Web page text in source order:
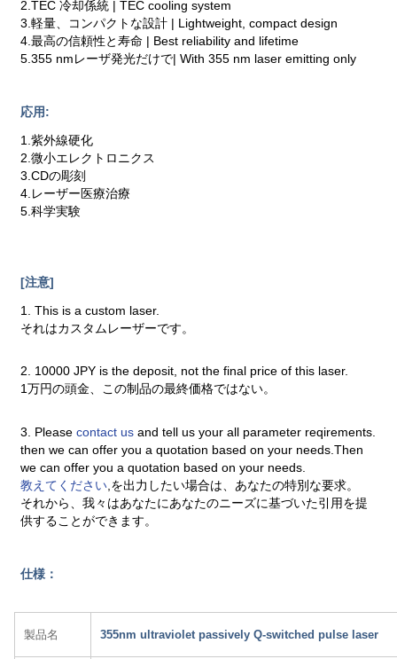
2.TEC 冷却係統 | TEC cooling system
3.軽量、コンパクトな設計 | Lightweight, compact design
4.最高の信頼性と寿命 | Best reliability and lifetime
5.355 nmレーザ発光だけで| With 355 nm laser emitting only
応用:
1.紫外線硬化
2.微小エレクトロニクス
3.CDの彫刻
4.レーザー医療治療
5.科学実験
[注意]
1. This is a custom laser.
それはカスタムレーザーです。
2. 10000 JPY is the deposit, not the final price of this laser.
1万円の頭金、この制品の最終価格ではない。
3. Pleasecontact usand tell us your all parameter reqirements.
then we can offer you a quotation based on your needs.Then
we can offer you a quotation based on your needs.
教えてください ,を出力したい場合は、あなたの特別な要求。
それから、我々はあなたにあなたのニーズに基づいた引用を提
供することができます。
仕様：
製品名 355nm ultraviolet passively Q-switched pulse laser